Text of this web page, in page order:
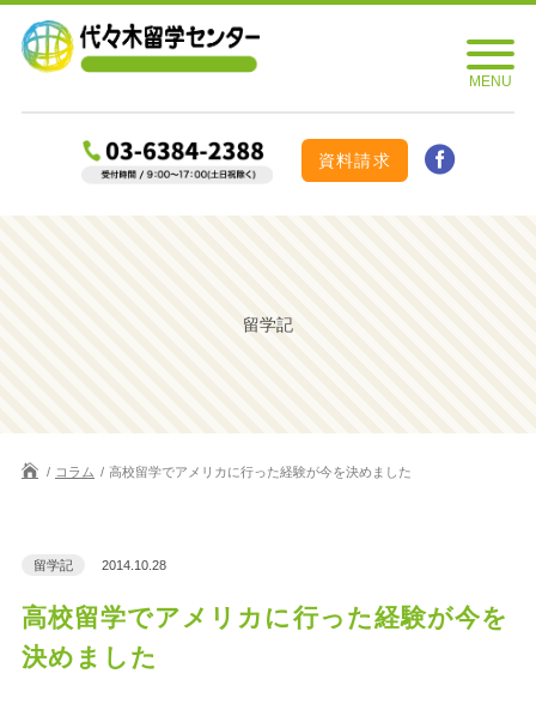
資料請求
留学記
コラム 高校留学でアメリカに行った経験が今を決めました
留学記 2014.10.28
高校留学でアメリカに行った経験が今を
決めました